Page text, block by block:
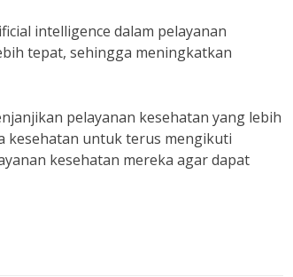
intelligence dalam pelayanan
tepat, sehingga meningkatkan
pelayanan kesehatan yang lebih
kesehatan untuk terus mengikuti
kesehatan mereka agar dapat